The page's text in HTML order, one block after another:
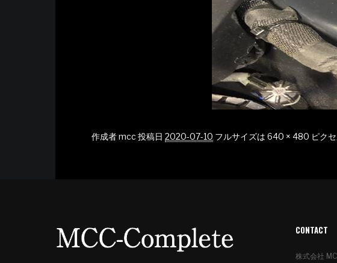
作成者mcc投稿日 2020-07-10 フルサイズは 640 × 480 ピク
CONTACT
株式会社